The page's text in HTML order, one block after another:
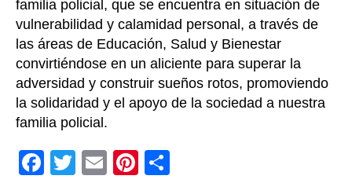
familia policial, que se encuentra en situación de
vulnerabilidad y calamidad personal, a través de
las áreas de Educación, Salud y Bienestar
convirtiéndose en un aliciente para superar la
adversidad y construir sueños rotos, promoviendo
la solidaridad y el apoyo de la sociedad a nuestra
familia policial.
F
T
E
Pi